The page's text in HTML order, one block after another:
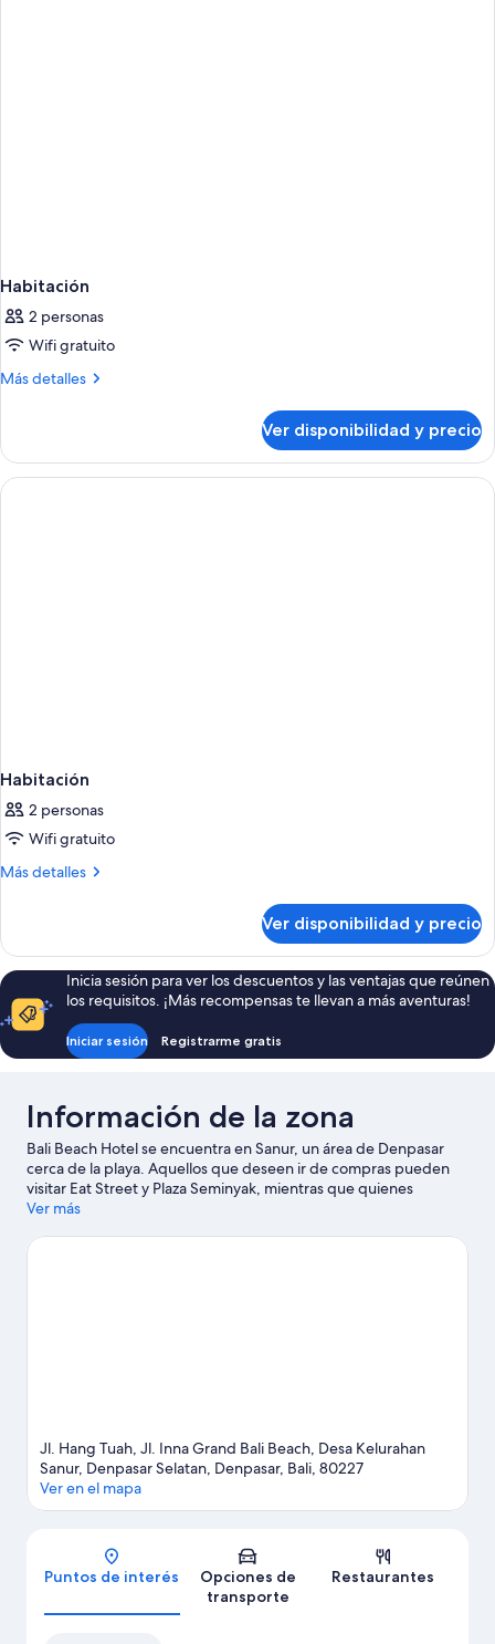
Habitación
2 personas
Wifi gratuito
Más detalles
Más
Ver disponibilidad y precio
Habitación
2 personas
Wifi gratuito
Más detalles
Más
Ver disponibilidad y precio
Inicia sesión para ver los descuentos y las ventajas que reúnen
los requisitos. ¡Más recompensas te llevan a más aventuras!
Iniciar sesión Registrarme gratis
Información de la zona
Bali Beach Hotel se encuentra en Sanur, un área de Denpasar
cerca de la playa. Aquellos que deseen ir de compras pueden
visitar Eat Street y Plaza Seminyak, mientras que quienes
quieran apreciar la belleza natural del área pueden ir a Playa
conocer Parque acuático Waterbom Bali y Parque Safari y
Ver más
Jl. Hang Tuah, Jl. Inna Grand Bali Beach, Desa Kelurahan
Sanur, Denpasar Selatan, Denpasar, Bali, 80227
Ver en el mapa
Puntos de interés
Opciones de
transporte
Restaurantes